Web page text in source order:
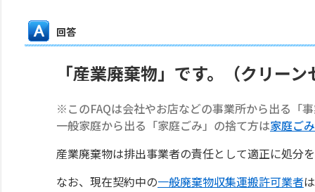
回答
「産業廃棄物」です。（クリー
※このFAQは会社やお店などの事業所から出る「
一般家庭から出る「家庭ごみ」の捨て方は家庭ご
産業廃棄物は排出事業者の責任として適正に処分
なお、現在契約中の一般廃棄物収集運搬許可業者